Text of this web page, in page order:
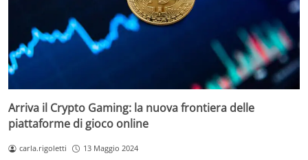
Arriva il Crypto Gaming: la nuova frontiera delle
piattaforme di gioco online
carla.rigoletti 13 Maggio 2024